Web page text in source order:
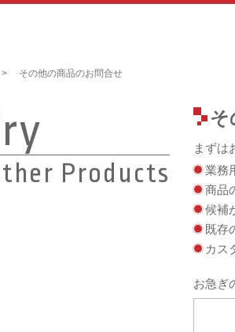
その他の商品のお問合せ
Products
そ
まずは
業務
商品
候補
既存
カス
お急ぎ